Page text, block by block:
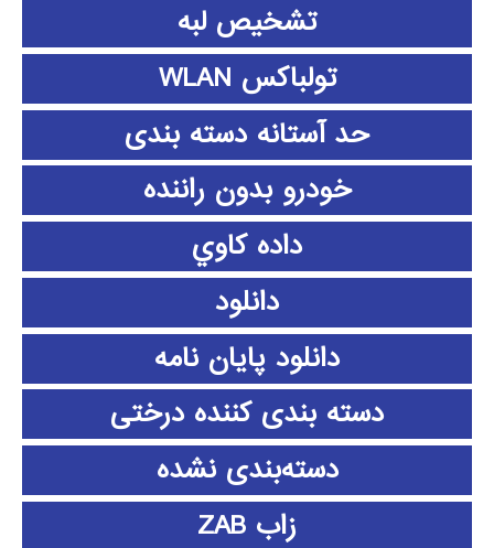
تشخیص لبه
تولباکس WLAN
حد آستانه دسته بندی
خودرو بدون راننده
داده كاوي
دانلود
دانلود پايان نامه
دسته بندی کننده درختی
دسته‌بندی نشده
زاب ZAB